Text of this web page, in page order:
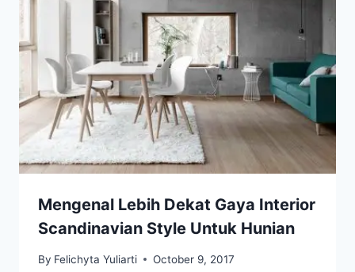
Mengenal Lebih Dekat Gaya Interior
Scandinavian Style Untuk Hunian
By Felichyta Yuliarti October 9, 2017